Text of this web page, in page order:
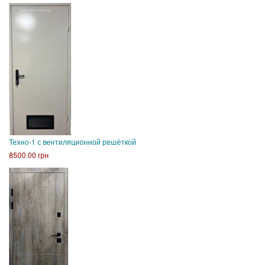
Техно-1 с вентиляционной решёткой
8500.00 грн